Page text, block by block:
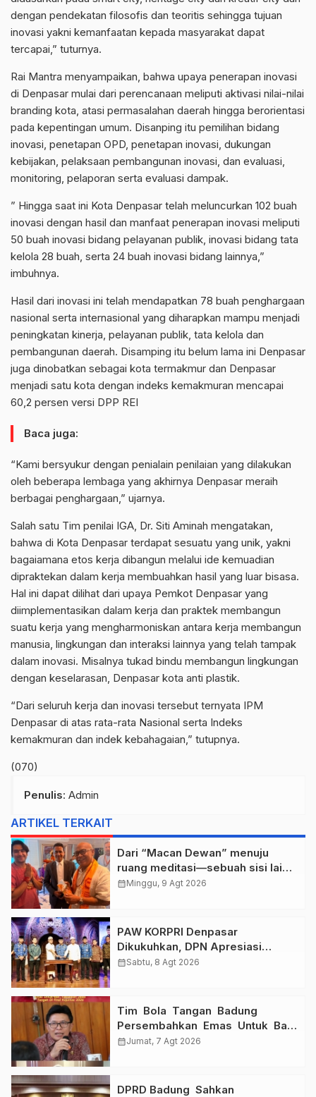
dengan pendekatan filosofis dan teoritis sehingga tujuan
inovasi yakni kemanfaatan kepada masyarakat dapat
tercapai,” tuturnya.
Rai Mantra menyampaikan, bahwa upaya penerapan inovasi
di Denpasar mulai dari perencanaan meliputi aktivasi nilai-nilai
branding kota, atasi permasalahan daerah hingga berorientasi
pada kepentingan umum. Disanping itu pemilihan bidang
inovasi, penetapan OPD, penetapan inovasi, dukungan
kebijakan, pelaksaan pembangunan inovasi, dan evaluasi,
monitoring, pelaporan serta evaluasi dampak.
” Hingga saat ini Kota Denpasar telah meluncurkan 102 buah
inovasi dengan hasil dan manfaat penerapan inovasi meliputi
50 buah inovasi bidang pelayanan publik, inovasi bidang tata
kelola 28 buah, serta 24 buah inovasi bidang lainnya,”
imbuhnya.
Hasil dari inovasi ini telah mendapatkan 78 buah penghargaan
nasional serta internasional yang diharapkan mampu menjadi
peningkatan kinerja, pelayanan publik, tata kelola dan
pembangunan daerah. Disamping itu belum lama ini Denpasar
juga dinobatkan sebagai kota termakmur dan Denpasar
menjadi satu kota dengan indeks kemakmuran mencapai
60,2 persen versi DPP REI
Baca juga:
“Kami bersyukur dengan penialain penilaian yang dilakukan
oleh beberapa lembaga yang akhirnya Denpasar meraih
berbagai penghargaan,” ujarnya.
Salah satu Tim penilai IGA, Dr. Siti Aminah mengatakan,
bahwa di Kota Denpasar terdapat sesuatu yang unik, yakni
bagaiamana etos kerja dibangun melalui ide kemuadian
dipraktekan dalam kerja membuahkan hasil yang luar bisasa.
Hal ini dapat dilihat dari upaya Pemkot Denpasar yang
diimplementasikan dalam kerja dan praktek membangun
suatu kerja yang mengharmoniskan antara kerja membangun
manusia, lingkungan dan interaksi lainnya yang telah tampak
dalam inovasi. Misalnya tukad bindu membangun lingkungan
dengan keselarasan, Denpasar kota anti plastik.
“Dari seluruh kerja dan inovasi tersebut ternyata IPM
Denpasar di atas rata-rata Nasional serta Indeks
kemakmuran dan indek kebahagaian,” tutupnya.
(070)
Penulis: Admin
ARTIKEL TERKAIT
Dari “Macan Dewan” menuju
ruang meditasi—sebuah sisi lain I
Dewa Nyoman Rai Bertemu Baba
calendar_monthMinggu, 9 Agt 2026
PAW KORPRI Denpasar
Dikukuhkan, DPN Apresiasi
“Sembagi Arutala” untuk Lindungi
calendar_monthSabtu, 8 Agt 2026
Tim Bola Tangan Badung
Persembahkan Emas Untuk Bali
, Taklukkan Jawa Tengah Di
calendar_monthJumat, 7 Agt 2026
DPRD Badung Sahkan